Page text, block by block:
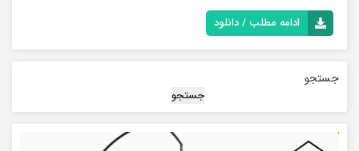
ادامه مطلب / دانلود
جستجو
جستجو